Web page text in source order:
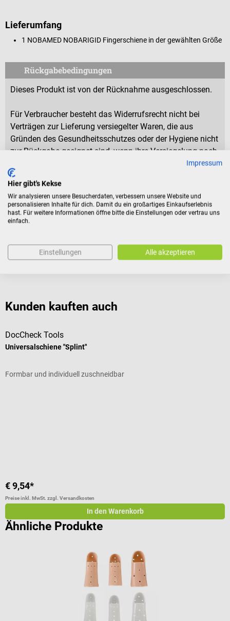
Lieferumfang
1 NOBAMED NOBARIGID Fingerschiene in der gewählten Größe
Rückgabebedingungen
Dieses Produkt ist von der Rücknahme ausgeschlossen.
Für Verbraucher besteht das Widerrufsrecht nicht bei
Verträgen zur Lieferung versiegelter Waren, die aus
Gründen des Gesundheitsschutzes oder der Hygiene nicht
zur Rückgabe geeignet sind, wenn ihre Versiegelung nach
Produktidentifikation
Kunden kauften auch
DocCheck Tools
Universalschiene "Splint"
Formbar und individuell zuschneidbar
€ 9,54*
Preise inkl. MwSt. zzgl. Versandkosten
In den Warenkorb
Ähnliche Produkte
Impressum
Hier gibt's Kekse
Wir analysieren unsere Besucherdaten, verbessern unsere Website und
personalisieren Inhalte für dich. Damit du ein großartiges Einkaufserlebnis
hast. Für weitere Informationen öffne bitte die Einstellungen oder vertrau uns
einfach.
Einstellungen Alle akzeptieren